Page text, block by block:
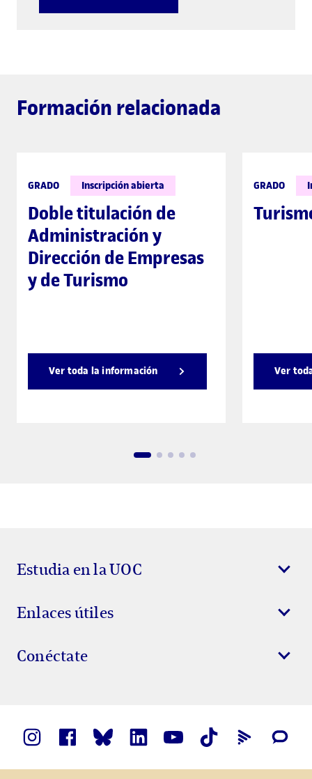
Formación relacionada
GRADO Inscripción abierta
Doble titulación de
Administración y
Dirección de Empresas
y de Turismo
Ver toda la información
GRADO
Ver
Estudia en la UOC
Enlaces útiles
Conéctate